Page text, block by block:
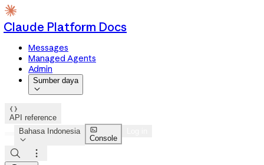
Claude Platform Docs
Messages
Managed Agents
Admin
Sumber daya


API reference
Bahasa Indonesia


Console

